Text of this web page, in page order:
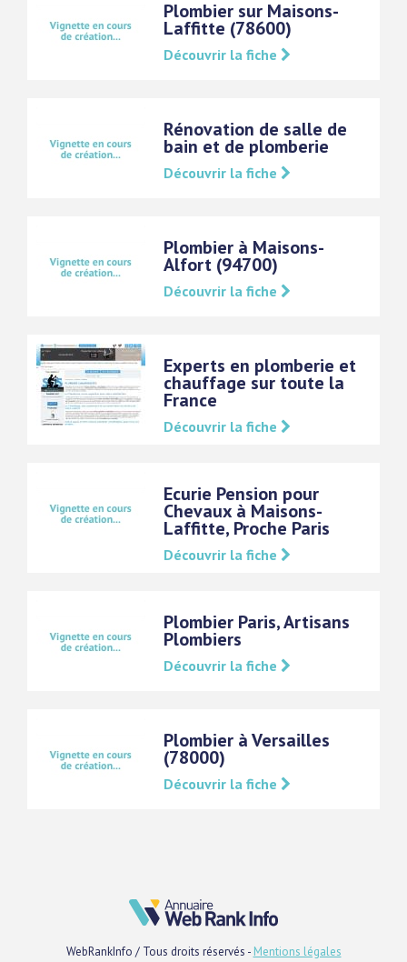
Plombier sur Maisons-
Laffitte (78600)
Découvrir la fiche
Rénovation de salle de
bain et de plomberie
Découvrir la fiche
Plombier à Maisons-
Alfort (94700)
Découvrir la fiche
Experts en plomberie et
chauffage sur toute la
France
Découvrir la fiche
Ecurie Pension pour
Chevaux à Maisons-
Laffitte, Proche Paris
Découvrir la fiche
Plombier Paris, Artisans
Plombiers
Découvrir la fiche
Plombier à Versailles
(78000)
Découvrir la fiche
WebRankInfo / Tous droits réservés - Mentions légales